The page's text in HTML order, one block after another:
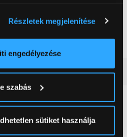
méteres pontossággal
beazonosítása annak konkrét
aRészletek
vagy visszavonhatja a
Részletek megjelenítése
engedélyezése
szabás
sütiket használja
kombinált hűtőszekrény
0